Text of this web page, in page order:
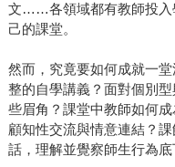
文……各領域都有教師投入
己的課堂。
然而，究竟要如何成就一
整的自學講義？面對個別
些眉角？課堂中教師如何
顧知性交流與情意連結？
話，理解並覺察師生行為